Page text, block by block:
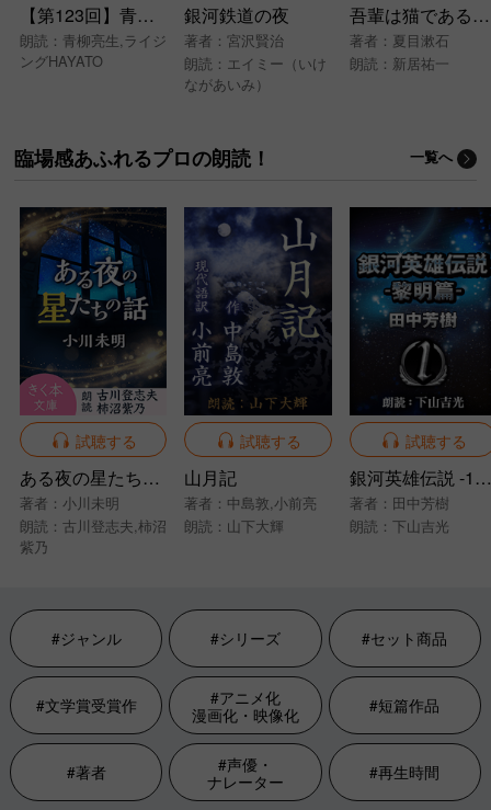
【第123回】青柳亮生とライジングHAYATOのRock’N’Roll Journey
朗読： 青柳亮生,ライジ
ングHAYATO
銀河鉄道の夜
著者：宮沢賢治
朗読： エイミー（いけ
ながあいみ）
吾輩は猫である＜一＞
著者： 夏目漱石
朗読： 新居祐一
臨場感あふれるプロの朗読！ 一覧へ
試聴する
ある夜の星たちの話
著者： 小川未明
朗読： 古川登志夫,柿沼
紫乃
試聴する
山月記
著者： 中島敦,小前亮
朗読： 山下大輝
試聴する
銀河英雄伝説 -1- 黎明篇
著者： 田中芳樹
朗読： 下山吉光
#ジャンル #シリーズ #セット商品
#文学賞受賞作
#アニメ化
漫画化・映像化
#短篇作品
#著者
#声優・
ナレーター
#再生時間